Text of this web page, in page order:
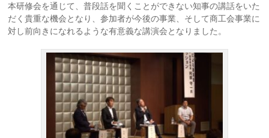
本研修会を通じて、普段話を聞くことができない知事の講話をいた
だく貴重な機会となり、参加者が今後の事業、そして商工会事業に
対し前向きになれるような有意義な講演会となりました。